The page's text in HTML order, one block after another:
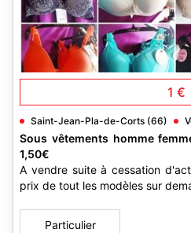
1 €
Saint-Jean-Pla-de-Corts (66)
Sous vêtements homme
1,50€
A vendre suite à cessation
prix de tout les modèles sur
Particulier